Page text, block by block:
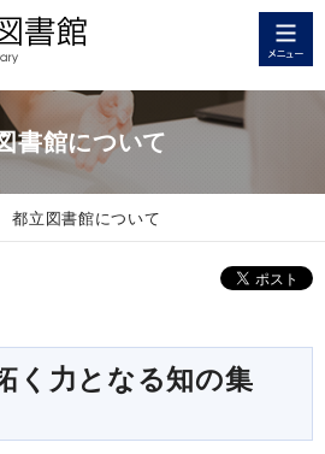
書館について
都立図書館について
く力となる知の集